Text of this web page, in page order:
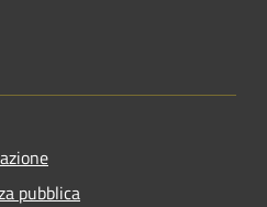
pubblica